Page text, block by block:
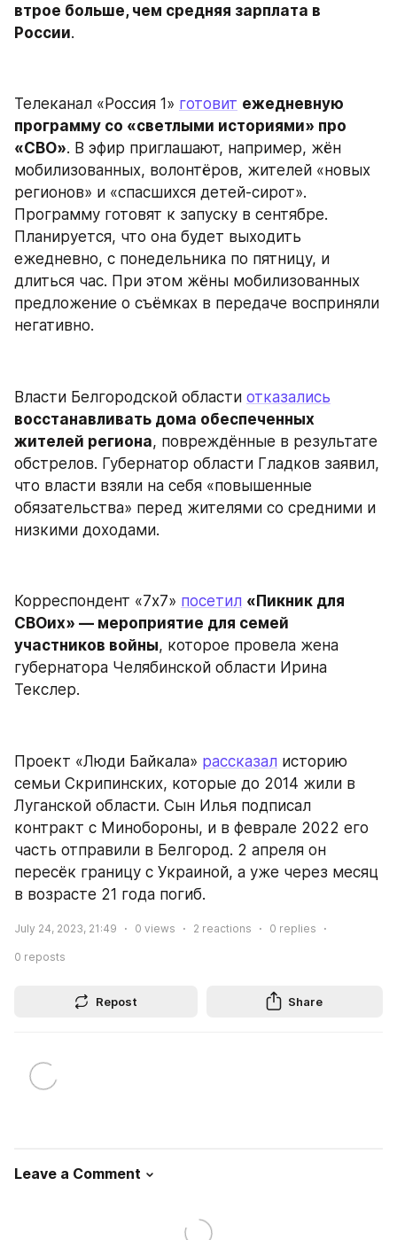
втрое больше, чем средняя зарплата в
России.
Телеканал «Россия 1» готовит ежедневную
программу со «светлыми историями» про
«СВО». В эфир приглашают, например, жён
мобилизованных, волонтёров, жителей «новых
регионов» и «спасшихся детей-сирот».
Программу готовят к запуску в сентябре.
Планируется, что она будет выходить
ежедневно, с понедельника по пятницу, и
длиться час. При этом жёны мобилизованных
предложение о съёмках в передаче восприняли
негативно.
Власти Белгородской области отказались
восстанавливать дома обеспеченных
жителей региона, повреждённые в результате
обстрелов. Губернатор области Гладков заявил,
что власти взяли на себя «повышенные
обязательства» перед жителями со средними и
низкими доходами.
Корреспондент «7x7» посетил «Пикник для
СВОих» — мероприятие для семей
участников войны, которое провела жена
губернатора Челябинской области Ирина
Текслер.
Проект «Люди Байкала» рассказал историю
семьи Скрипинских, которые до 2014 жили в
Луганской области. Сын Илья подписал
контракт с Минобороны, и в феврале 2022 его
часть отправили в Белгород. 2 апреля он
пересёк границу с Украиной, а уже через месяц
в возрасте 21 года погиб.
July 24, 2023, 21:49 0 views 2 reactions 0 replies
0 reposts
Repost Share
Leave a Comment